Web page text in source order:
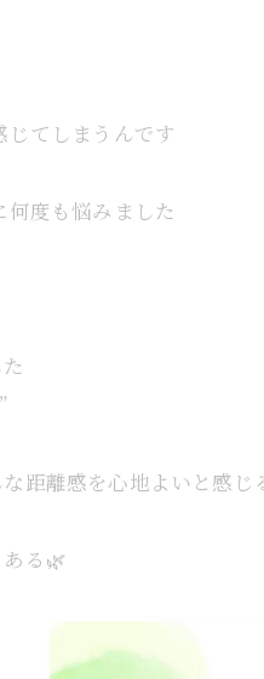
てしまうんです
度も悩みました
距離感を心地よいと感じ
る🌿